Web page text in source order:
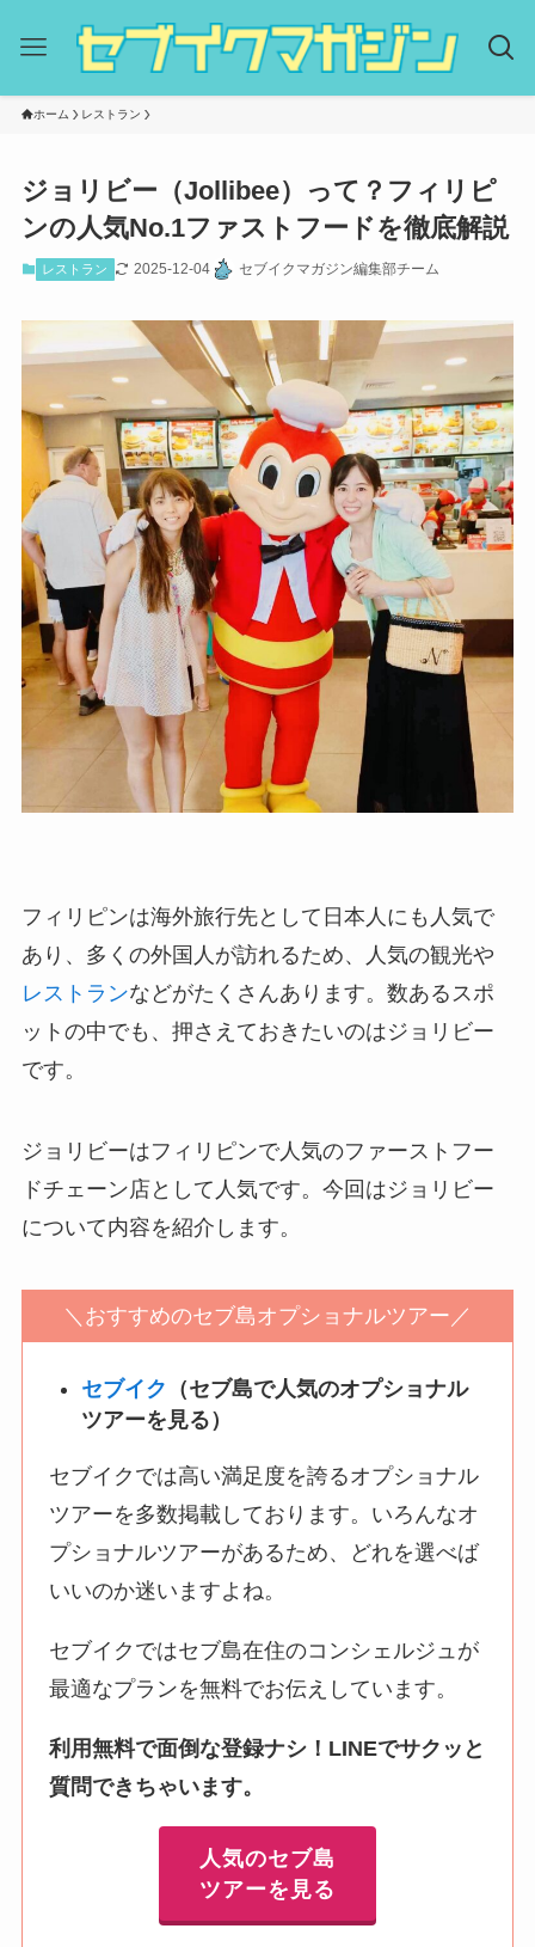
ホーム レストラン
ジョリビー（Jollibee）って？フィリピ
ンの人気No.1ファストフードを徹底解説
レストラン 2025-12-04 セブイクマガジン編集部チーム
フィリピンは海外旅行先として日本人にも人気で
あり、多くの外国人が訪れるため、人気の観光や
レストランなどがたくさんあります。数あるスポ
ットの中でも、押さえておきたいのはジョリビー
です。
ジョリビーはフィリピンで人気のファーストフー
ドチェーン店として人気です。今回はジョリビー
について内容を紹介します。
＼おすすめのセブ島オプショナルツアー／
セブイク
（セブ島で人気のオプショナル
ツアーを見る）
セブイクでは高い満足度を誇るオプショナル
ツアーを多数掲載しております。いろんなオ
プショナルツアーがあるため、どれを選べば
いいのか迷いますよね。
セブイクではセブ島在住のコンシェルジュが
最適なプランを無料でお伝えしています。
利用無料で面倒な登録ナシ！LINEでサクッと
質問できちゃいます。
人気のセブ島
ツアーを見る